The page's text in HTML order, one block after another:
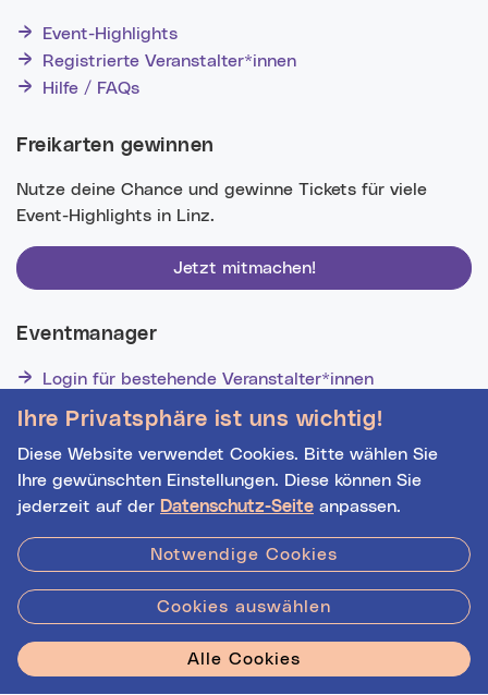
Ihre Privatsphäre ist uns wichtig!
Diese Website verwendet Cookies. Bitte wählen Sie
Ihre gewünschten Einstellungen. Diese können Sie
jederzeit auf der Datenschutz-Seite anpassen.
Notwendige Cookies
Cookies auswählen
Alle Cookies
Event-Highlights
Registrierte Veranstalter*innen
Hilfe / FAQs
Freikarten gewinnen
Nutze deine Chance und gewinne Tickets für viele
Event-Highlights in Linz.
Jetzt mitmachen!
Eventmanager
Login für bestehende Veranstalter*innen
Veranstalter*innen!